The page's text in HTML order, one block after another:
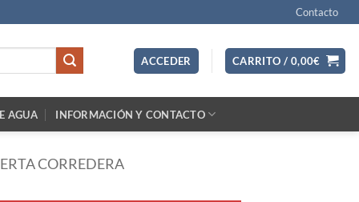
Contacto
ACCEDER CARRITO / 0,00€
AGUA INFORMACIÓN Y CONTACTO
CORREDERA